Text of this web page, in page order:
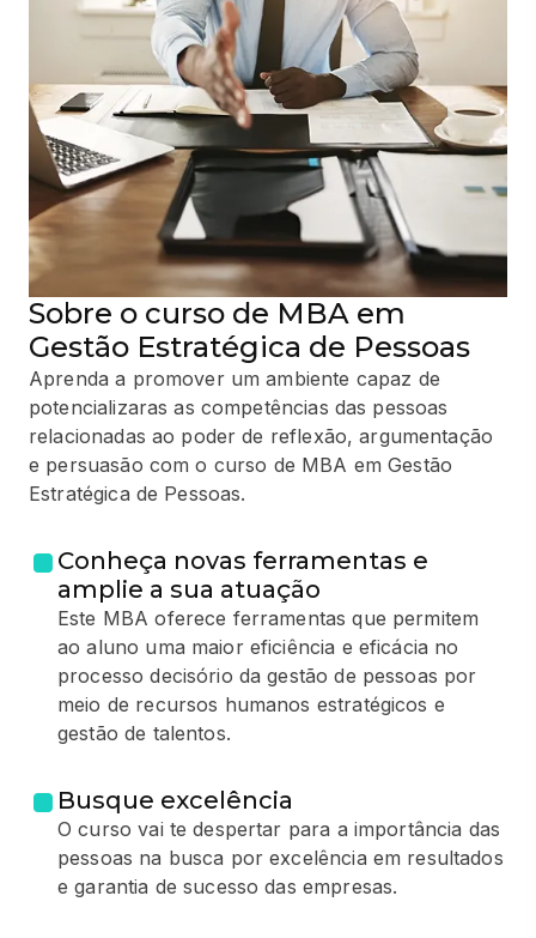
Sobre o curso de MBA em
Gestão Estratégica de Pessoas
Aprenda a promover um ambiente capaz de
potencializaras as competências das pessoas
relacionadas ao poder de reflexão, argumentação
e persuasão com o curso de MBA em Gestão
Estratégica de Pessoas.
Conheça novas ferramentas e
amplie a sua atuação
Este MBA oferece ferramentas que permitem
ao aluno uma maior eficiência e eficácia no
processo decisório da gestão de pessoas por
meio de recursos humanos estratégicos e
gestão de talentos.
Busque excelência
O curso vai te despertar para a importância das
pessoas na busca por excelência em resultados
e garantia de sucesso das empresas.